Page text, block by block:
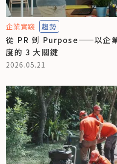
企業實踐 趨勢
從 PR 到 Purpose——以企
度的 3 大關鍵
2026.05.21